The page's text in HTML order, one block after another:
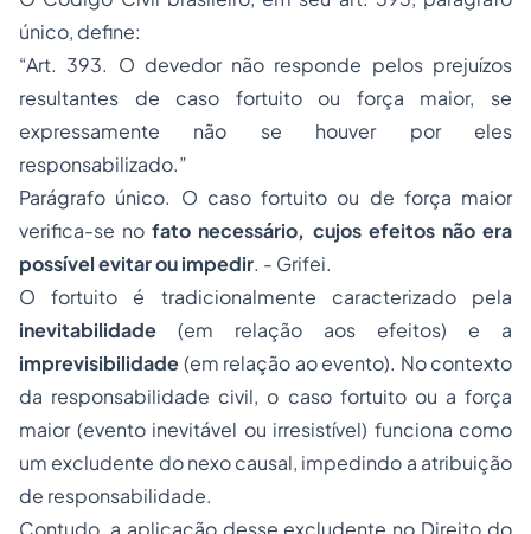
único, define:
“Art. 393. O devedor não responde pelos prejuízos
resultantes de caso fortuito ou força maior, se
expressamente não se houver por eles
responsabilizado.”
Parágrafo único. O caso fortuito ou de força maior
verifica-se nofato necessário, cujos efeitos não era
possível evitar ou impedir. - Grifei.
O fortuito é tradicionalmente caracterizado pela
inevitabilidade (em relação aos efeitos) e a
imprevisibilidade(em relação ao evento). No contexto
da responsabilidade civil, o caso fortuito ou a força
maior (evento inevitável ou irresistível) funciona como
um excludente do nexo causal, impedindo a atribuição
de responsabilidade.